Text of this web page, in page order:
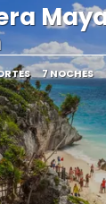
7 NOCHES